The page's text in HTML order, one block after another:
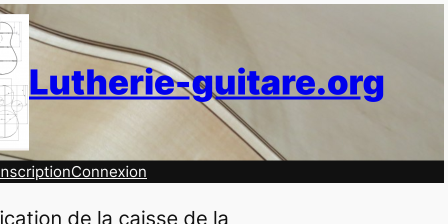
Lutherie-guitare.org
Connexion
de la caisse de la